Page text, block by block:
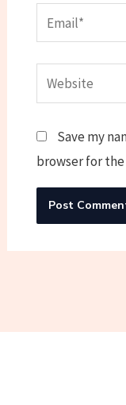
Email*
Website
Save my
browser for